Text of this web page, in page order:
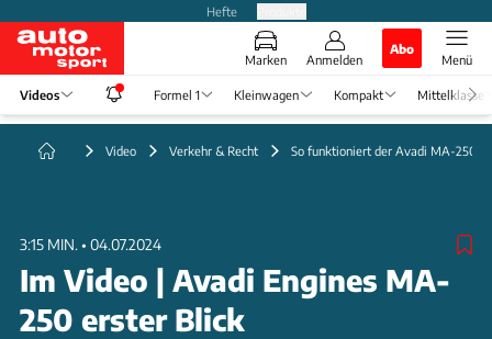
Hefte
Marken Anmelden
Abo
Menü
Videos Formel 1 Kleinwagen Kompakt Mittelklasse
Video Verkehr & Recht So funktioniert der Avadi MA-250
3:15 MIN. • 04.07.2024
Im Video | Avadi Engines MA-
250 erster Blick